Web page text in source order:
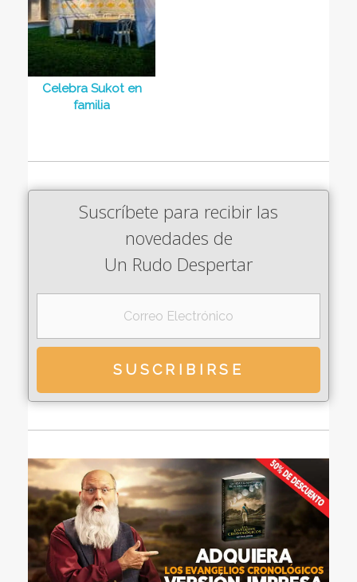
Celebra Sukot en
familia
Suscríbete para recibir las
novedades de
Un Rudo Despertar